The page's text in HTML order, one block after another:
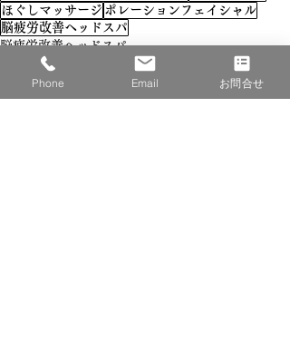
ほぐしマッサージ ポレーションフェイシャル
脳疲労改善ヘッドスパ
脳疲労改善ヘッドスパ
お知らせ
Phone Email お問合せ